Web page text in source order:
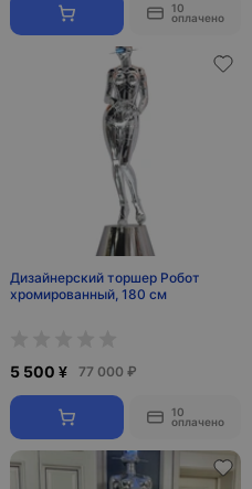
10
оплачено
Дизайнерский торшер Робот
хромированный, 180 см
5 500 ¥ 77 000 ₽
10
оплачено